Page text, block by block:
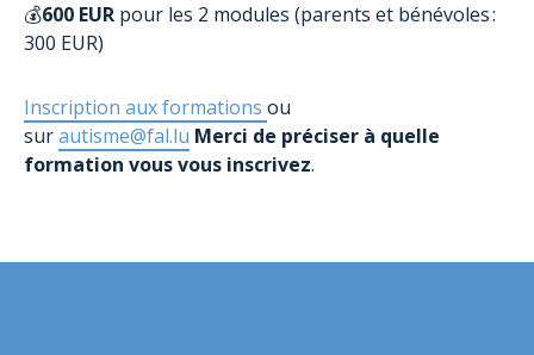
💰600 EUR pour les 2 modules (parents et bénévoles :
300 EUR)
Inscription aux formations ou
surautisme@fal.lu Merci de préciser à quelle
formation vous vous inscrivez.